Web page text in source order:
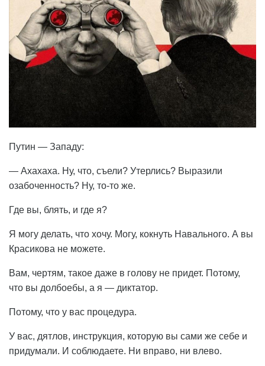
Путин — Западу:
— Ахахаха. Ну, что, съели? Утерлись? Выразили
озабоченность? Ну, то-то же.
Где вы, блять, и где я?
Я могу делать, что хочу. Могу, кокнуть Навального. А вы
Красикова не можете.
Вам, чертям, такое даже в голову не придет. Потому,
что вы долбоебы, а я — диктатор.
Потому, что у вас процедура.
У вас, дятлов, инструкция, которую вы сами же себе и
придумали. И соблюдаете. Ни вправо, ни влево.